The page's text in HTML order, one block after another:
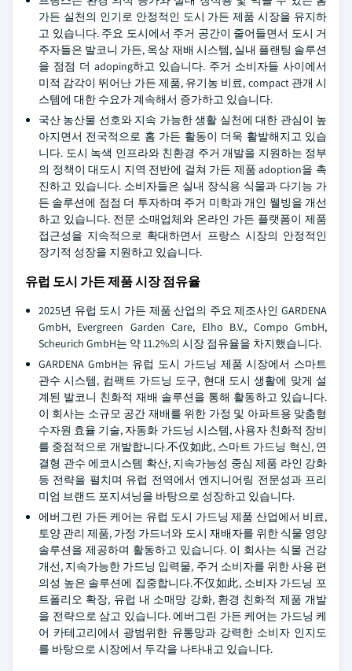
가든 실천의 인기로 안정적인 도시 가든 제품 시장을 유지하
고 있습니다. 주요 도시에서 주거 공간이 줄어들면서 도시 거
주자들은 발코니 가든, 옥상 재배 시스템, 실내 플랜팅 솔루션
을 점점 더 adoping하고 있습니다. 주거 소비자들 사이에서
미적 감각이 뛰어난 가든 제품, 유기농 비료, compact 관개 시
스템에 대한 수요가 계속해서 증가하고 있습니다.
국산 농산물 선호와 지속 가능한 생활 실천에 대한 관심이 높
아지면서 전국적으로 홈 가든 활동이 더욱 활발해지고 있습
니다. 도시 녹색 인프라와 친환경 주거 개발을 지원하는 정부
의 정책이 대도시 지역 전반에 걸쳐 가든 제품 adoption을 촉
진하고 있습니다. 소비자들은 실내 장식용 식물과 다기능 가
든 솔루션에 점점 더 투자하며 주거 미학과 개인 웰빙을 개선
하고 있습니다. 전문 소매업체와 온라인 가든 플랫폼이 제품
접근성을 지속적으로 확대하면서 프랑스 시장의 안정적인
장기적 성장을 지원하고 있습니다.
유럽 도시 가든 제품 시장 점유율
2025년 유럽 도시 가든 제품 산업의 주요 제조사인 GARDENA
GmbH, Evergreen Garden Care, Elho B.V., Compo GmbH,
Scheurich GmbH는 약 11.2%의 시장 점유율을 차지했습니다.
GARDENA GmbH는 유럽 도시 가드닝 제품 시장에서 스마트
관수 시스템, 컴팩트 가드닝 도구, 현대 도시 생활에 맞게 설
계된 발코니 친화적 재배 솔루션을 통해 활동하고 있습니다.
이 회사는 소규모 공간 재배를 위한 가정 및 아파트용 맞춤형
수자원 효율 기술, 자동화 가드닝 시스템, 사용자 친화적 장비
를 중점적으로 개발합니다.不仅如此, 스마트 가드닝 혁신, 연
결형 관수 에코시스템 확산, 지속가능성 중심 제품 라인 강화
등 전략을 펼치며 유럽 전역에서 엔지니어링 전문성과 프리
미엄 브랜드 포지셔닝을 바탕으로 성장하고 있습니다.
에버그린 가든 케어는 유럽 도시 가드닝 제품 산업에서 비료,
토양 관리 제품, 가정 가드너와 도시 재배자를 위한 식물 영양
솔루션을 제공하며 활동하고 있습니다. 이 회사는 식물 건강
개선, 지속가능한 가드닝 입력물, 주거 소비자를 위한 사용 편
의성 높은 솔루션에 집중합니다.不仅如此, 소비자 가드닝 포
트폴리오 확장, 유럽 내 소매망 강화, 환경 친화적 제품 개발
을 전략으로 삼고 있습니다. 에버그린 가든 케어는 가드닝 케
어 카테고리에서 광범위한 유통망과 강력한 소비자 인지도
를 바탕으로 시장에서 두각을 나타내고 있습니다.